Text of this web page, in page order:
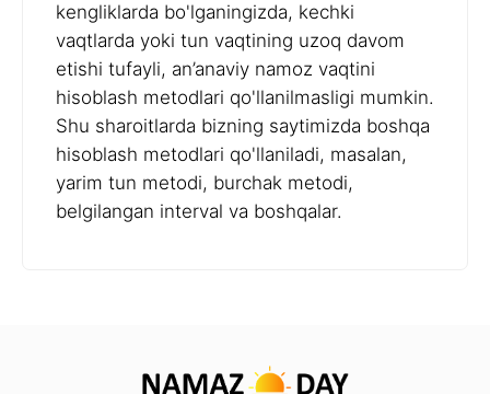
kengliklarda bo'lganingizda, kechki
vaqtlarda yoki tun vaqtining uzoq davom
etishi tufayli, an’anaviy namoz vaqtini
hisoblash metodlari qo'llanilmasligi mumkin.
Shu sharoitlarda bizning saytimizda boshqa
hisoblash metodlari qo'llaniladi, masalan,
yarim tun metodi, burchak metodi,
belgilangan interval va boshqalar.